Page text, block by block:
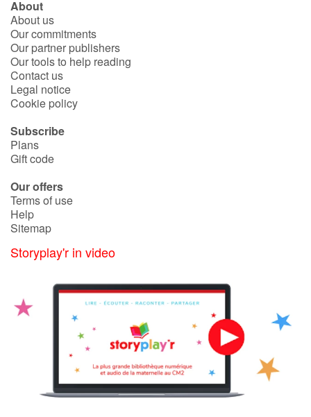
About
About us
Our commitments
Our partner publishers
Our tools to help reading
Contact us
Legal notice
Cookie policy
Subscribe
Plans
Gift code
Our offers
Terms of use
Help
Sitemap
Storyplay'r in video